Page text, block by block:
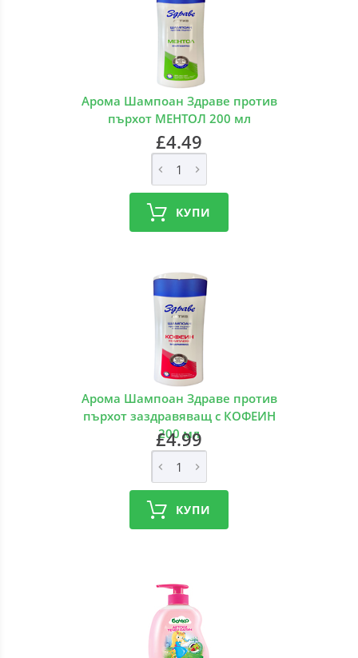
Арома Шампоан Здраве против
пърхот МЕНТОЛ 200 мл
£4.49
КУПИ
Арома Шампоан Здраве против
пърхот заздравяващ с КОФЕИН
200 мл
£4.99
КУПИ